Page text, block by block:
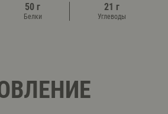
50 г
Белки
21 г
Углеводы